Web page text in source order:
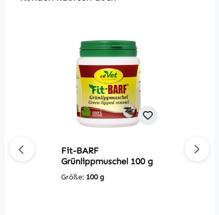
Fit-BARF
Grünlippmuschel 100 g
Größe: 100 g